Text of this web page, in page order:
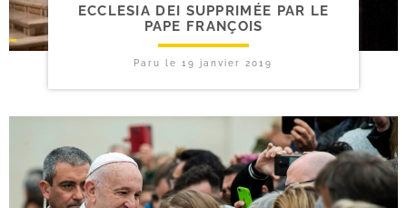
ECCLESIA DEI SUPPRIMÉE PAR LE
PAPE FRANÇOIS
Paru le19 janvier 2019